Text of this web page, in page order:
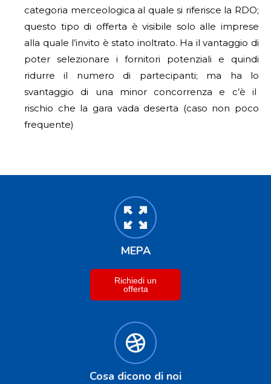
categoria merceologica al quale si riferisce la RDO;
questo tipo di offerta è visibile solo alle imprese
alla quale l’invito è stato inoltrato. Ha il vantaggio di
poter selezionare i fornitori potenziali e quindi
ridurre il numero di partecipanti; ma ha lo
svantaggio di una minor concorrenza e c’è il
rischio che la gara vada deserta (caso non poco
frequente)
MEPA
Richiedi un
offerta
Cosa dicono di noi